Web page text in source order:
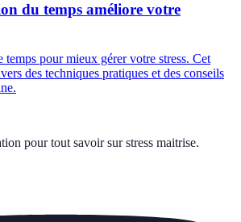
du temps améliore votre
temps pour mieux gérer votre stress. Cet
des techniques pratiques et des conseils
pour tout savoir sur stress maitrise.